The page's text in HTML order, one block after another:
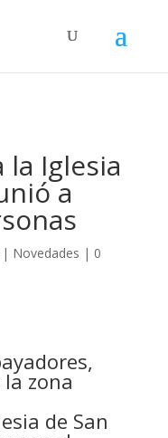
la Iglesia
a
Novedades | 0
zona
de San